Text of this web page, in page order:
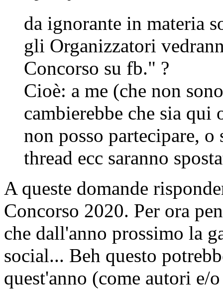
da ignorante in materia
gli Organizzatori
Concorso su fb." ?
Cioè: a me (che non
cambierebbe che sia qui
non posso partecipare,
thread ecc saranno
A queste domande
Concorso 2020. Per ora
che dall'anno prossimo la
social... Beh questo
quest'anno (come autori e/